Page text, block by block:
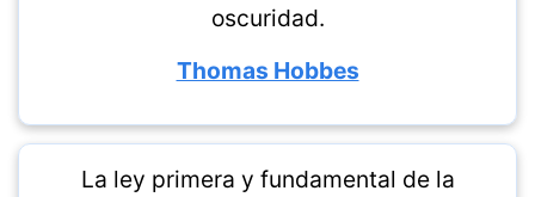
oscuridad.
Thomas Hobbes
La ley primera y fundamental de la